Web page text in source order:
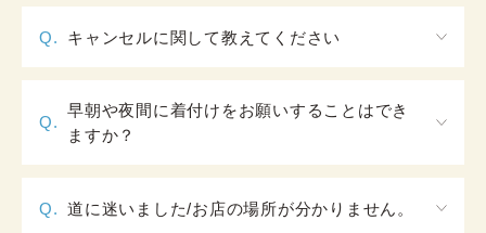
Q. キャンセルに関して教えてください
［ご利用日］から2日前までのキャンセル：キャンセ
ル料無料
［ご利用日］の前日および当日のキャンセル：ご利
用料金の100％
キャンセルの場合は、ご来店予定日の二日前まで
Q.
早朝や夜間に着付けをお願いすることはでき
ますか？
00）となります。浴衣レンタルプランでの早朝のご
対応は承っておりません。また、夜間の営業も行っ
Q. 道に迷いました/お店の場所が分かりません。